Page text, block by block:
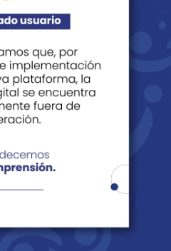
Directorio Servicios En Línea